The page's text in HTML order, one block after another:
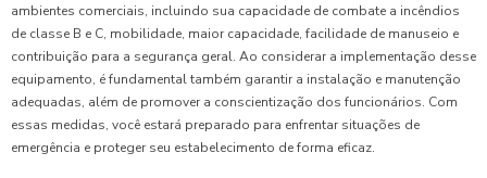
ambientes comerciais, incluindo sua capacidade de combate a incêndios
de classe B e C, mobilidade, maior capacidade, facilidade de manuseio e
contribuição para a segurança geral. Ao considerar a implementação desse
equipamento, é fundamental também garantir a instalação e manutenção
adequadas, além de promover a conscientização dos funcionários. Com
essas medidas, você estará preparado para enfrentar situações de
emergência e proteger seu estabelecimento de forma eficaz.